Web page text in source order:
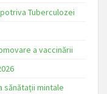
Tuberculozei
a vaccinării
sănătații mintale